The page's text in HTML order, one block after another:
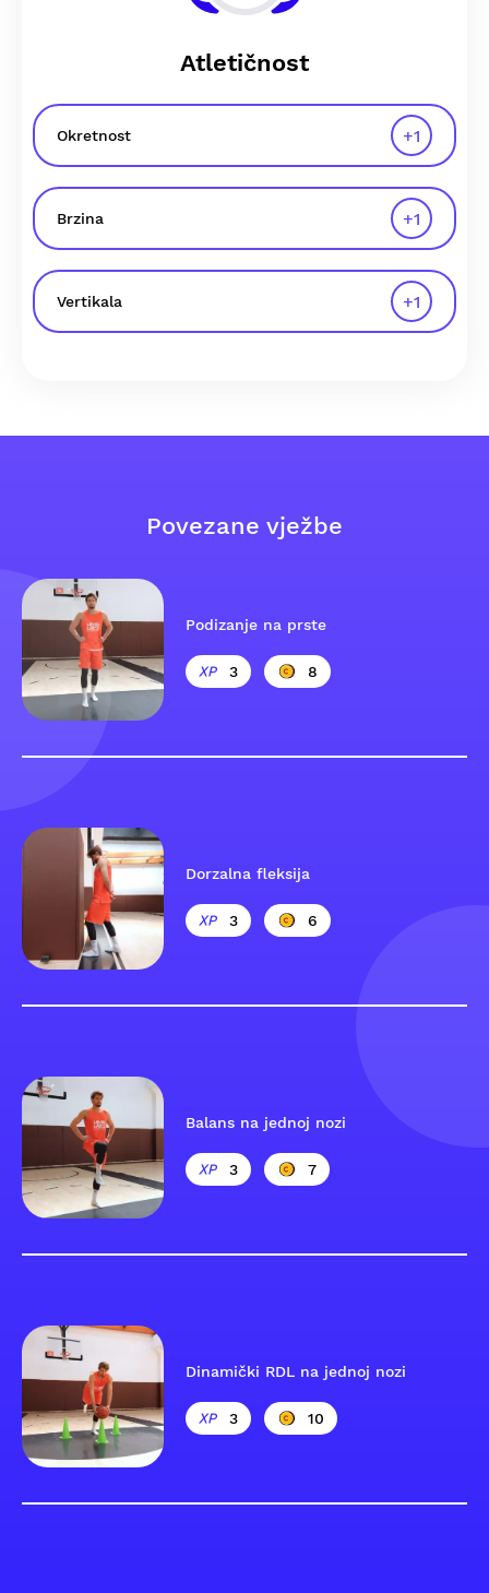
Atletičnost
Okretnost +1
Brzina +1
Vertikala +1
Povezane vježbe
Podizanje na prste
3 8
Dorzalna fleksija
3 6
Balans na jednoj nozi
3 7
Dinamički RDL na jednoj nozi
3 10